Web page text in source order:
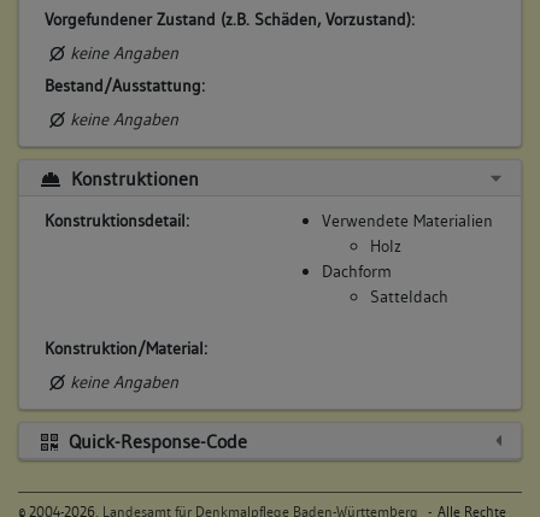
7. Besitzer:in:
(1798 - 1807)
Bemerkung Besitz:
kauft von Erben Witwe Straub
(1807)
Vorgefundener Zustand (z.B. Schäden, Vorzustand):
keine Angaben
Bestand/Ausstattung:
keine Angaben
Konstruktionen
Konstruktionsdetail:
Verwendete Materialien
Holz
Dachform
Satteldach
Konstruktion/Material:
keine Angaben
Quick-Response-Code
© 2004-2026, Landesamt für Denkmalpflege Baden-Württemberg - Alle Rechte